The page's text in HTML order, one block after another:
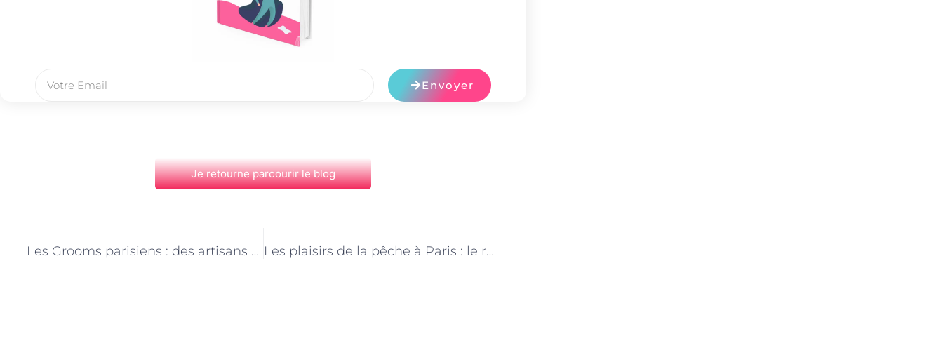
Envoyer
Je retourne parcourir le blog
Les Grooms parisiens : des artisans du bien-être équin Les plaisirs de la pêche à Paris : le rôle du moniteur-monitrice de pêche